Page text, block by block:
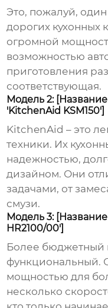
Это, пожалуй,
дорогих кухонных
огромной
возможностью
приготовления
соответствующая.
Модель 2:
'KitchenAid KSM150']
KitchenAid – это
техники. Их
надежностью,
дизайном. Они
задачами, от
смузи.
Модель 3:
HR2100/00']
Более бюджетный
функциональный.
мощностью для
несколько